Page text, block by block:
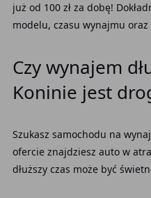
już od 100 zł za dobę!
modelu, czasu wynajmu
Czy wynajem
Koninie jest
Szukasz samochodu na
ofercie znajdziesz auto w
dłuższy czas może być